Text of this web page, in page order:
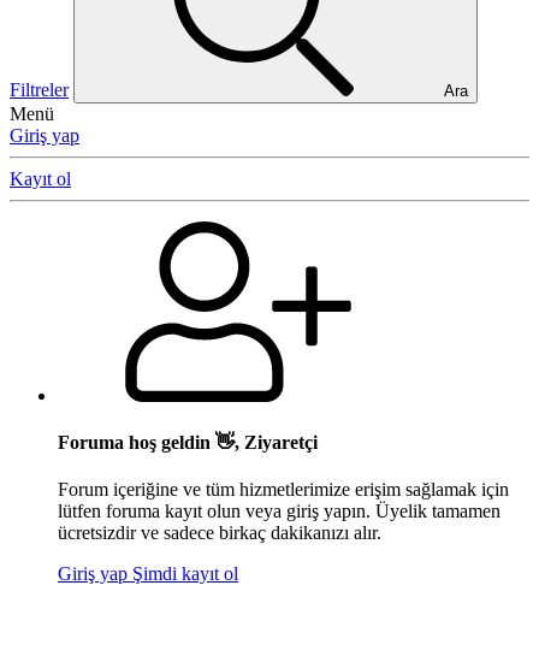
Filtreler Ara
Menü
Giriş yap
Kayıt ol
Foruma hoş geldin 👋, Ziyaretçi
Forum içeriğine ve tüm hizmetlerimize erişim sağlamak için
lütfen foruma kayıt olun veya giriş yapın. Üyelik tamamen
ücretsizdir ve sadece birkaç dakikanızı alır.
Giriş yap Şimdi kayıt ol